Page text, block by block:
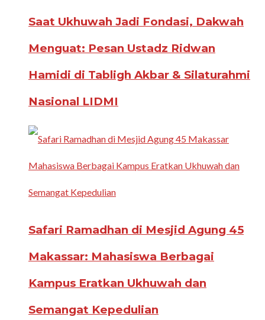
Saat Ukhuwah Jadi Fondasi, Dakwah
Menguat: Pesan Ustadz Ridwan
Hamidi di Tabligh Akbar & Silaturahmi
Nasional LIDMI
Safari Ramadhan di Mesjid Agung 45
Makassar: Mahasiswa Berbagai
Kampus Eratkan Ukhuwah dan
Semangat Kepedulian